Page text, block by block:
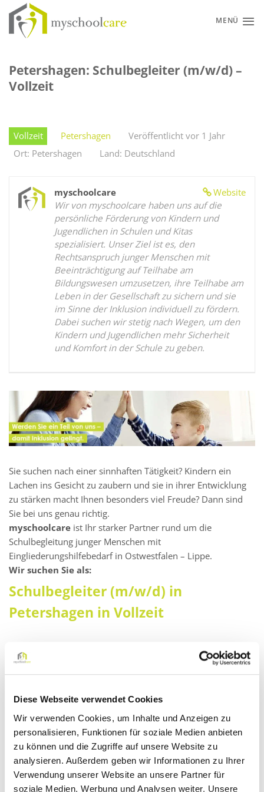
Diese Webseite verwendet Cookies
Wir verwenden Cookies, um Inhalte und Anzeigen zu
personalisieren, Funktionen für soziale Medien anbieten
zu können und die Zugriffe auf unsere Website zu
analysieren. Außerdem geben wir Informationen zu Ihrer
Verwendung unserer Website an unsere Partner für
soziale Medien, Werbung und Analysen weiter. Unsere
Zum
Inhalt
springen
MENÜ
Petershagen: Schulbegleiter (m/w/d) –
Vollzeit
Vollzeit Petershagen
Veröffentlicht vor 1 Jahr
Ort: Petershagen
Land: Deutschland
Website
myschoolcare
Wir von myschoolcare haben uns auf die
persönliche Förderung von Kindern und
Jugendlichen in Schulen und Kitas
spezialisiert. Unser Ziel ist es, den
Rechtsanspruch junger Menschen mit
Beeinträchtigung auf Teilhabe am
Bildungswesen umzusetzen, ihre Teilhabe am
Leben in der Gesellschaft zu sichern und sie
im Sinne der Inklusion individuell zu fördern.
Dabei suchen wir stetig nach Wegen, um den
Kindern und Jugendlichen mehr Sicherheit
und Komfort in der Schule zu geben.
Sie suchen nach einer sinnhaften Tätigkeit? Kindern ein
Lachen ins Gesicht zu zaubern und sie in ihrer Entwicklung
zu stärken macht Ihnen besonders viel Freude? Dann sind
Sie bei uns genau richtig.
myschoolcare ist Ihr starker Partner rund um die
Schulbegleitung junger Menschen mit
Eingliederungshilfebedarf in Ostwestfalen – Lippe.
Wir suchen Sie als:
Schulbegleiter (m/w/d) in
Petershagen in Vollzeit
Darauf können Sie sich freuen:
Ein faires Vergütungsmodell: Zahlung eines Festgehalts
den Schließ- oder Ferienzeiten!
Kontinuierliche Aus- und Weiterbildungsprogramme (E-
Learning mit Zertifikat)
Supervisionen
Kompetente Unterstützung durch unsere pädagogischen
Fachkräfte